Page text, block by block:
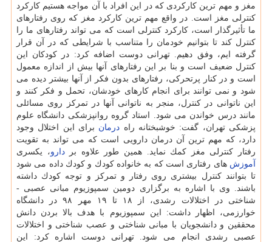
مغز و مهم ترین كاركردی كه در این افراد با آن مواجه هستیم كاركرد
كنترلی مغز است. در واقع مهم ترین كاركرد مغز كه روی رفتارهای
ما تأثیرگذار است، كاركرد كنترلی است كه می تواند رفتارهای ما را
كنترل كند تا بتوانیم خودمان را متناسب با شرایطی كه در آن قرار
گرفته ایم، وفق دهیم. تهرانی دوست اضافه كرد: در كودكان این
كنترل ضعیف است و بنا بر این رفتارهای آنها بیش از اندازه معمول
است و در كنار پرتحركی، رفتارهای بدون فكر از آنها بیشتر دیده می
شود و نمی توانند برای انجام كارهای خودشان، تحمل و فكر كنند و
این ناتوانی در كنترل، منجر به ناتوانی آنها در تمركز روی مسائلی
مانند درس خواندن می شود. استاد گروه روانپزشكی دانشگاه علوم
پزشكی تهران، گفت: خوشبختانه راه درمان برای این اختلال وجود
دارد، كه مهم ترین آن درمان دارویی است كه می تواند به تقویت
رفتار كنترلی مغز كمك نماید. همین طور علاوه بردارو، یكسری
آموزش های رفتاری است كه به خانواده كودك و كودك داده می شود
تا بتوانند كنترل بیشتری روی رفتار و تمركز و توجه كودك داشته
باشند. وی با اشاره به برگزاری دومین سمپوزیوم مبانی عصبی -
شناختی در اختلالات رشدی، از ۱۸ تا ۱۹ مهر ۹۸ در دانشگاه
خوارزمی، اظهار داشت: این سمپوزیوم با هدف بالا بردن دانش
محققین و دانشجویان با مبانی شناختی و عصب شناختی و اختلالات
عصبی رشدی انجام می شود. تهرانی دوست اشاره كرد: این